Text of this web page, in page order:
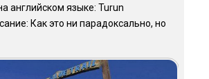
английском языке: Turun
Как это ни парадоксально, но